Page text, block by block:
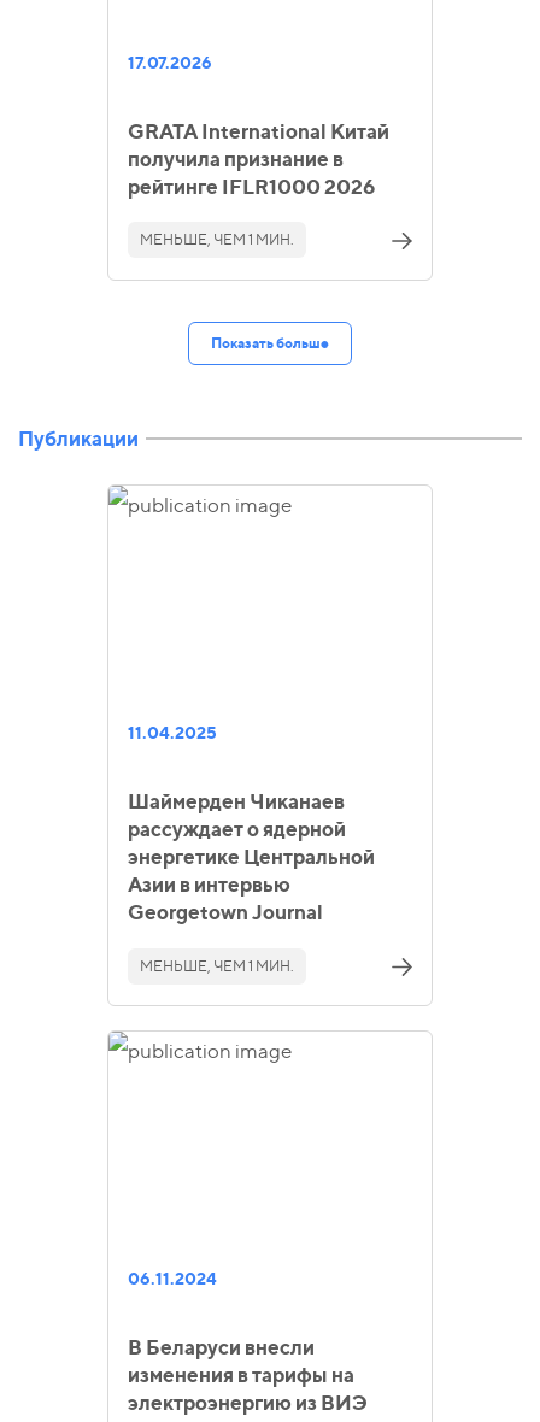
17.07.2026
GRATA International Китай
получила признание в
рейтинге IFLR1000 2026
МЕНЬШЕ, ЧЕМ 1 МИН.
Показать больше
Публикации
11.04.2025
Шаймерден Чиканаев
рассуждает о ядерной
энергетике Центральной
Азии в интервью
Georgetown Journal
МЕНЬШЕ, ЧЕМ 1 МИН.
06.11.2024
В Беларуси внесли
изменения в тарифы на
электроэнергию из ВИЭ